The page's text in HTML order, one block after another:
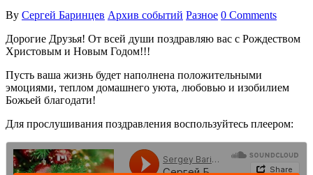
By Сергей Баринцев Архив событий Разное 0 Comments
Дорогие Друзья! От всей души поздравляю вас с Рождеством
Христовым и Новым Годом!!!
Пусть ваша жизнь будет наполнена положительными
эмоциями, теплом домашнего уюта, любовью и изобилием
Божьей благодати!
Для прослушивания поздравления воспользуйтесь плеером: